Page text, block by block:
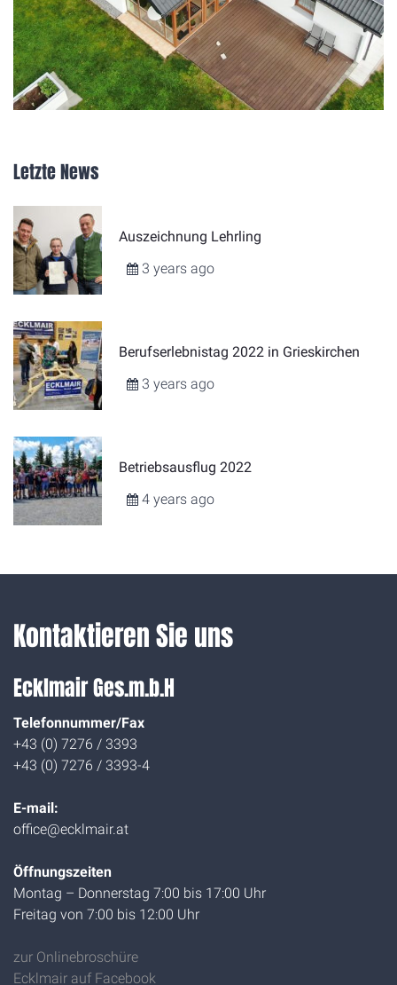
Letzte News
Auszeichnung Lehrling
3 years ago
Berufserlebnistag 2022 in Grieskirchen
3 years ago
Betriebsausflug 2022
4 years ago
Kontaktieren Sie uns
Ecklmair Ges.m.b.H
Telefonnummer/Fax
+43 (0) 7276 / 3393
+43 (0) 7276 / 3393-4
E-mail:
office@ecklmair.at
Öffnungszeiten
Montag – Donnerstag 7:00 bis 17:00 Uhr
Freitag von 7:00 bis 12:00 Uhr
zur Onlinebroschüre
Ecklmair auf Facebook